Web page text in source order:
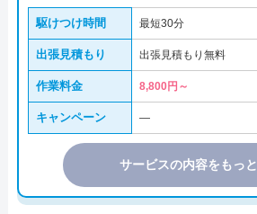
駆けつけ時間 最短30分
出張見積もり 出張見積もり無料
作業料金 8,800円～
キャンペーン ―
サービスの内容をもっ